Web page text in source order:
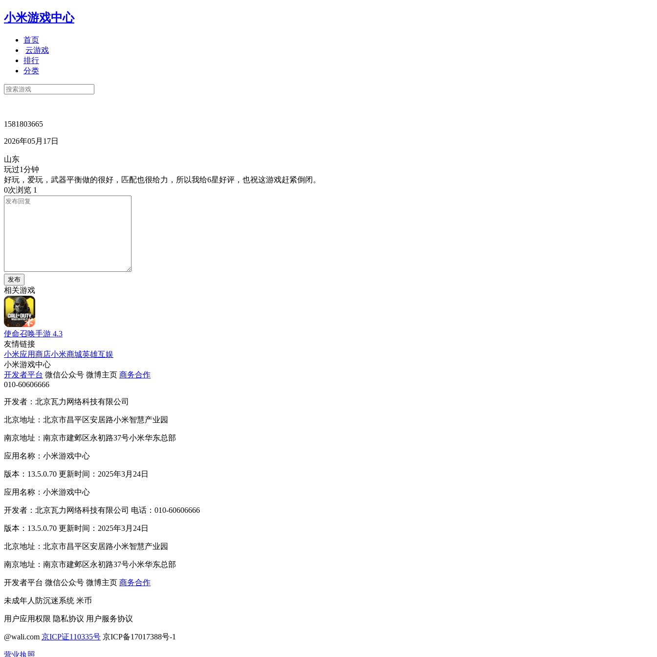
小米游戏中心
首页
云游戏
排行
分类
1581803665
2026年05月17日
山东
玩过1分钟
好玩，爱玩，武器平衡做的很好，匹配也很给力，所以我给6星好评，也祝这游戏赶紧倒闭。
0次浏览 1
发布
相关游戏
使命召唤手游 4.3
友情链接
小米应用商店小米商城英雄互娱
小米游戏中心
开发者平台 微信公众号 微博主页 商务合作
010-60606666
开发者：北京瓦力网络科技有限公司
北京地址：北京市昌平区安居路小米智慧产业园
南京地址：南京市建邺区永初路37号小米华东总部
应用名称：小米游戏中心
版本：13.5.0.70 更新时间：2025年3月24日
应用名称：小米游戏中心
开发者：北京瓦力网络科技有限公司 电话：010-60606666
版本：13.5.0.70 更新时间：2025年3月24日
北京地址：北京市昌平区安居路小米智慧产业园
南京地址：南京市建邺区永初路37号小米华东总部
开发者平台 微信公众号 微博主页 商务合作
未成年人防沉迷系统 米币
用户应用权限 隐私协议 用户服务协议
@wali.com 京ICP证110335号 京ICP备17017388号-1
营业执照